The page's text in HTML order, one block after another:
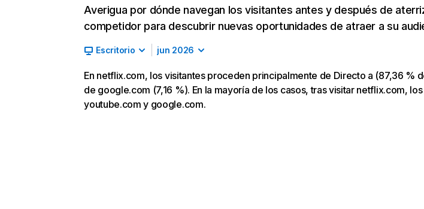
Averigua por dónde navegan los visitantes antes y después de
competidor para descubrir nuevas oportunidades de atraer a su
Escritorio jun 2026
En netflix.com, los visitantes proceden principalmente de Directo a (87,36 %
de google.com (7,16 %). En la mayoría de los casos, tras visitar netflix.com,
youtube.com y google.com.